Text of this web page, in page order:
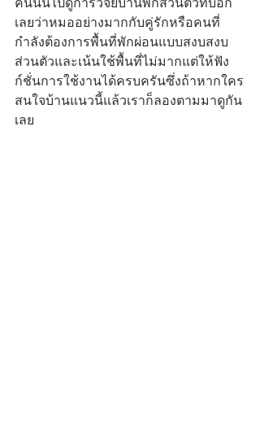
เลยว่าหมออย่างมากกับคู่รักหรือคนที่
กำลังต้องการพื้นที่พักผ่อนแบบสงบสงบ
ส่วนตัวและเน้นใช้พื้นที่ไม่มากแต่ให้ฟัง
ก์ชั่นการใช้งานได้ครบครันซึ่งถ้าหากใคร
สนใจบ้านแนวนี้แล้วเราก็ลองตามมาดูกัน
เลย